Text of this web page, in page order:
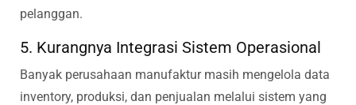
pelanggan.
5. Kurangnya Integrasi Sistem Operasional
Banyak perusahaan manufaktur masih mengelola data
inventory, produksi, dan penjualan melalui sistem yang